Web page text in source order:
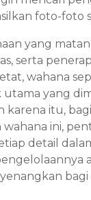
foto-foto
yang
serta
wahana
utama yang
itu,
ini,
detail
bagi